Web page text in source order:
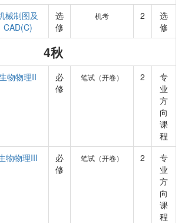
械制图及
CAD(C)
选
修
机考 2
选
修
4秋
物物理II
必
修
笔试（开卷） 2
专
业
方
向
课
程
物物理III
必
修
笔试（开卷） 2
专
业
方
向
课
程